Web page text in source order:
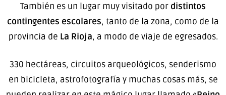
También es un lugar muy visitado por distintos
contingentes escolares, tanto de la zona, como de la
provincia de La Rioja, a modo de viaje de egresados.
330 hectáreas, circuitos arqueológicos, senderismo
en bicicleta, astrofotografía y muchas cosas más, se